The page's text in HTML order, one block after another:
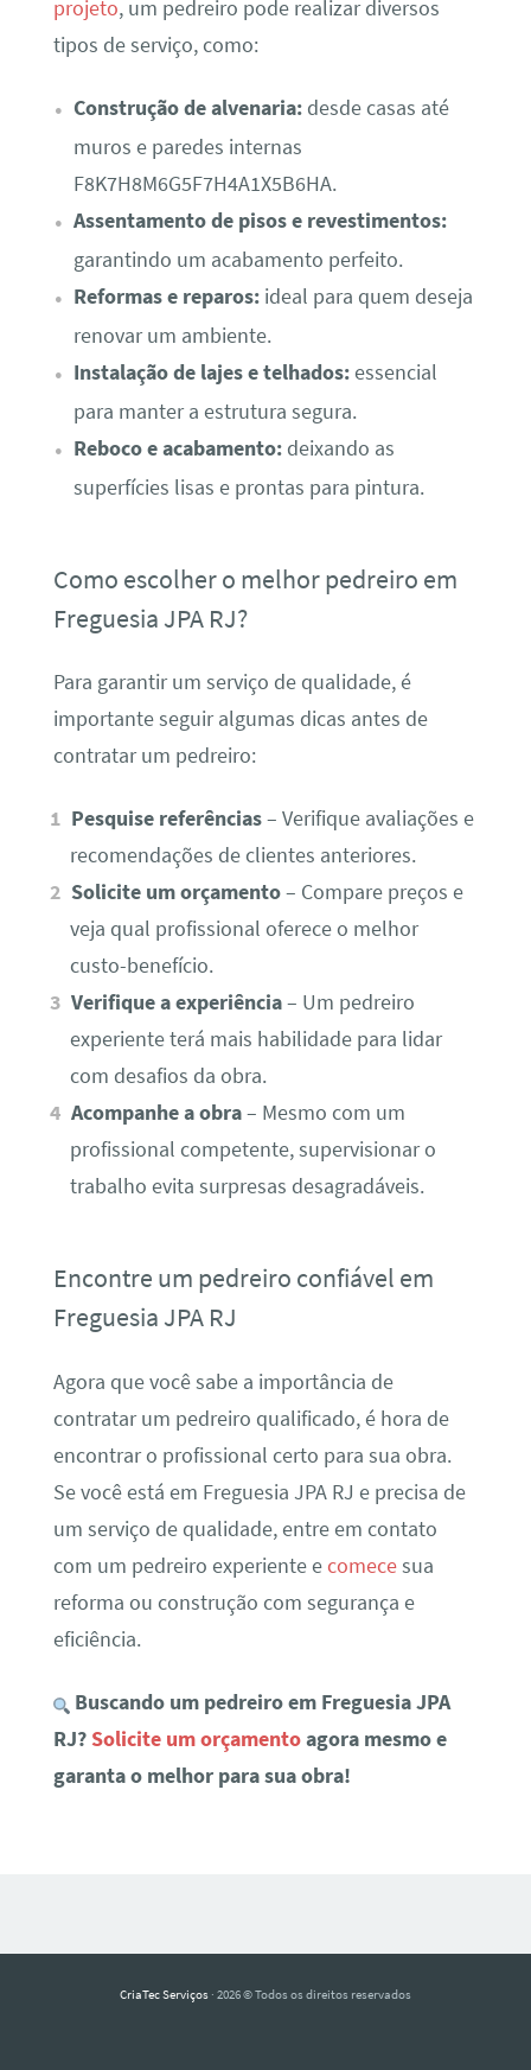
projeto, um pedreiro pode realizar diversos
tipos de serviço, como:
Construção de alvenaria:desde casas até
muros e paredes internas
F8K7H8M6G5F7H4A1X5B6HA.
Assentamento de pisos e revestimentos:
garantindo um acabamento perfeito.
Reformas e reparos:ideal para quem deseja
renovar um ambiente.
Instalação de lajes e telhados:essencial
para manter a estrutura segura.
Reboco e acabamento:deixando as
superfícies lisas e prontas para pintura.
Como escolher o melhor pedreiro em
Freguesia JPA RJ?
Para garantir um serviço de qualidade, é
importante seguir algumas dicas antes de
contratar um pedreiro:
Pesquise referências– Verifique avaliações e
recomendações de clientes anteriores.
Solicite um orçamento– Compare preços e
veja qual profissional oferece o melhor
custo-benefício.
Verifique a experiência– Um pedreiro
experiente terá mais habilidade para lidar
com desafios da obra.
Acompanhe a obra– Mesmo com um
profissional competente, supervisionar o
trabalho evita surpresas desagradáveis.
Encontre um pedreiro confiável em
Freguesia JPA RJ
Agora que você sabe a importância de
contratar um pedreiro qualificado, é hora de
encontrar o profissional certo para sua obra.
Se você está em Freguesia JPA RJ e precisa de
um serviço de qualidade, entre em contato
com um pedreiro experiente ecomecesua
reforma ou construção com segurança e
eficiência.
Buscando um pedreiro em Freguesia JPA
RJ? Solicite um orçamentoagora mesmo e
garanta o melhor para sua obra!
CriaTec Serviços · 2026 © Todos os direitos reservados